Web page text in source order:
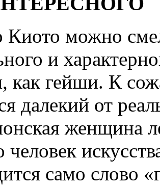
можно
и
как гейши. К
далекий от
женщина
человек
само слово